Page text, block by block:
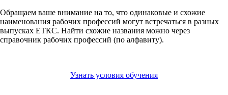
Обращаем ваше внимание на то, что одинаковые и схожие
наименования рабочих профессий могут встречаться в разных
выпусках ЕТКС. Найти схожие названия можно через
справочник рабочих профессий (по алфавиту).
Узнать условия обучения